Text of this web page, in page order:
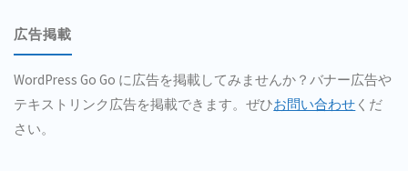
広告掲載
WordPress Go Go に広告を掲載してみませんか？バナー広告や
テキストリンク広告を掲載できます。ぜひお問い合わせ くだ
さい。